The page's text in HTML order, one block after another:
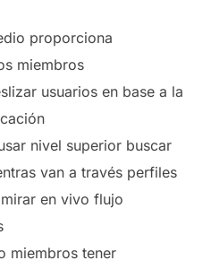
proporciona
miembros
usuarios en base a la
nivel superior buscar
van a través perfiles
en vivo flujo
miembros tener